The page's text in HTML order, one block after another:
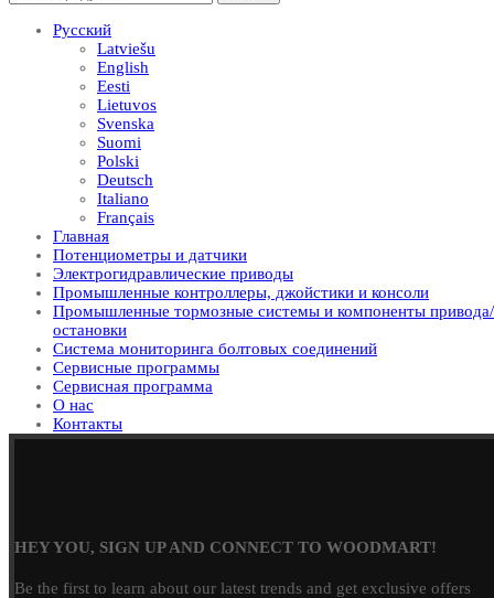
Русский
Latviešu
English
Eesti
Lietuvos
Svenska
Suomi
Polski
Deutsch
Italiano
Français
Главная
Потенциометры и датчики
Электрогидравлические приводы
Промышленные контроллеры, джойстики и консоли
Промышленные тормозные системы и компоненты привода/
остановки
Система мониторинга болтовых соединений
Сервисные программы
Сервисная программа
О нас
Контакты
HEY YOU, SIGN UP AND CONNECT TO WOODMART!
Be the first to learn about our latest trends and get exclusive offers